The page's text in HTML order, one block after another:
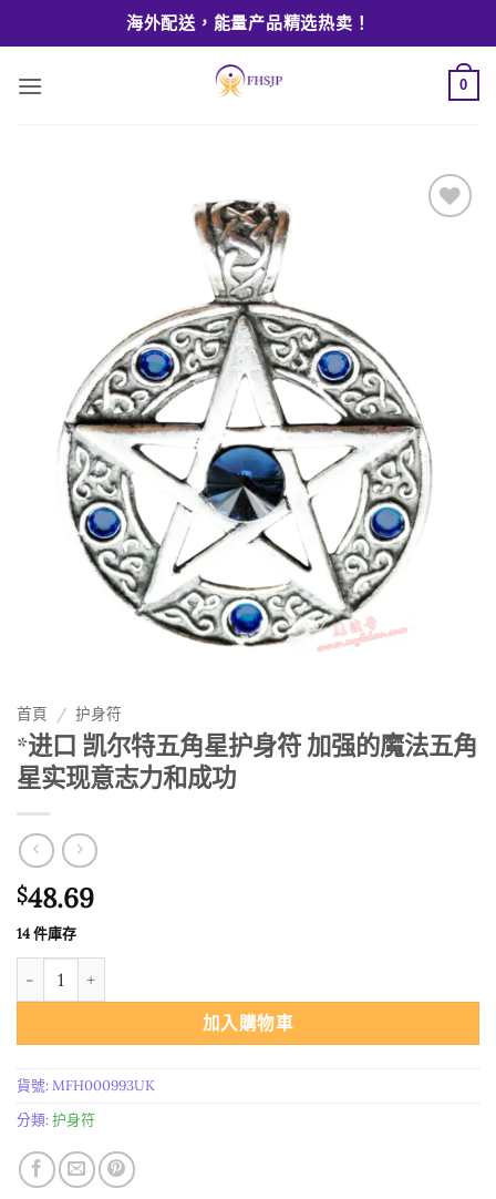
海外配送，能量产品精选热卖！
0
首頁 / 护身符
*进口 凯尔特五角星护身符 加强的魔法五角
星实现意志力和成功
$48.69
14 件庫存
*进口 凯尔特五角星护身符 加强的魔法五角星实现意志力和成功 數量
加入購物車
貨號:MFH000993UK
分類:护身符